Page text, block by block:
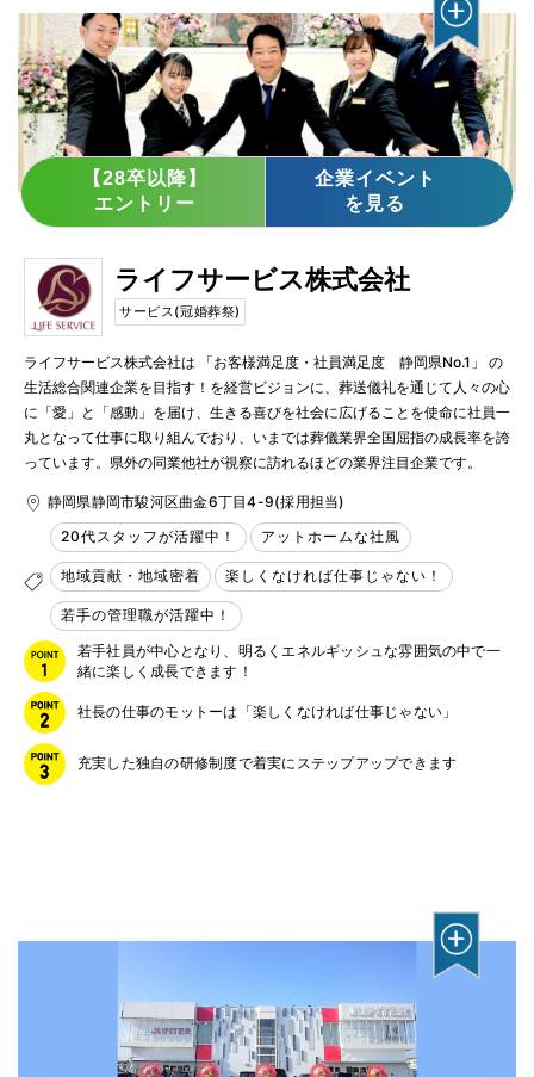
【28卒以降】
エントリー
企業イベント
を見る
ライフサービス株式会社
サービス(冠婚葬祭)
ライフサービス株式会社は 「お客様満足度・社員満足度　静岡県No.1」 の
生活総合関連企業を目指す！を経営ビジョンに、葬送儀礼を通じて人々の心
に「愛」と「感動」を届け、生きる喜びを社会に広げることを使命に社員一
丸となって仕事に取り組んでおり、いまでは葬儀業界全国屈指の成長率を誇
っています。県外の同業他社が視察に訪れるほどの業界注目企業です。
静岡県静岡市駿河区曲金6丁目4-9(採用担当)
20代スタッフが活躍中！
アットホームな社風
地域貢献・地域密着 楽しくなければ仕事じゃない！
若手の管理職が活躍中！
若手社員が中心となり、明るくエネルギッシュな雰囲気の中で一
緒に楽しく成長できます！
社長の仕事のモットーは「楽しくなければ仕事じゃない」
充実した独自の研修制度で着実にステップアップできます